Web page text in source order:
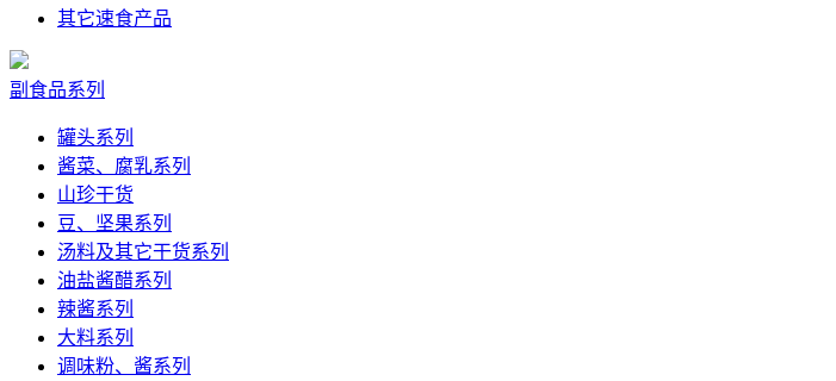
其它速食产品
副食品系列
罐头系列
酱菜、腐乳系列
山珍干货
豆、坚果系列
汤料及其它干货系列
油盐酱醋系列
辣酱系列
大料系列
调味粉、酱系列